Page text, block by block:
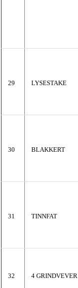
29 LYSESTAKE
30 BLAKKERT
31 TINNFAT
32 4 GRINDVEVER